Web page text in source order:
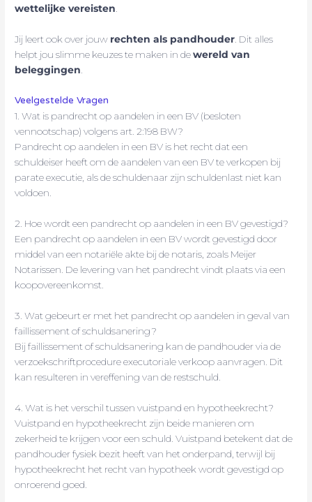
wettelijke vereisten.
Jij leert ook over jouw rechten als pandhouder. Dit alles
helpt jou slimme keuzes te maken in dewereld van
beleggingen.
Veelgestelde Vragen
1. Wat is pandrecht op aandelen in een BV (besloten
vennootschap) volgens art. 2:198 BW?
Pandrecht op aandelen in een BV is het recht dat een
schuldeiser heeft om de aandelen van een BV te verkopen bij
parate executie, als de schuldenaar zijn schuldenlast niet kan
voldoen.
2. Hoe wordt een pandrecht op aandelen in een BV gevestigd?
Een pandrecht op aandelen in een BV wordt gevestigd door
middel van een notariële akte bij de notaris, zoals Meijer
Notarissen. De levering van het pandrecht vindt plaats via een
koopovereenkomst.
3. Wat gebeurt er met het pandrecht op aandelen in geval van
faillissement of schuldsanering?
Bij faillissement of schuldsanering kan de pandhouder via de
verzoekschriftprocedure executoriale verkoop aanvragen. Dit
kan resulteren in vereffening van de restschuld.
4. Wat is het verschil tussen vuistpand en hypotheekrecht?
Vuistpand en hypotheekrecht zijn beide manieren om
zekerheid te krijgen voor een schuld. Vuistpand betekent dat de
pandhouder fysiek bezit heeft van het onderpand, terwijl bij
hypotheekrecht het recht van hypotheek wordt gevestigd op
onroerend goed.